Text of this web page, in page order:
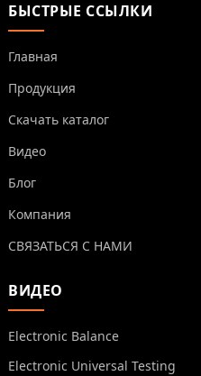
БЫСТРЫЕ ССЫЛКИ
Главная
Продукция
Скачать каталог
Видео
Блог
Компания
СВЯЗАТЬСЯ С НАМИ
ВИДЕО
Electronic Balance
Electronic Universal Testing